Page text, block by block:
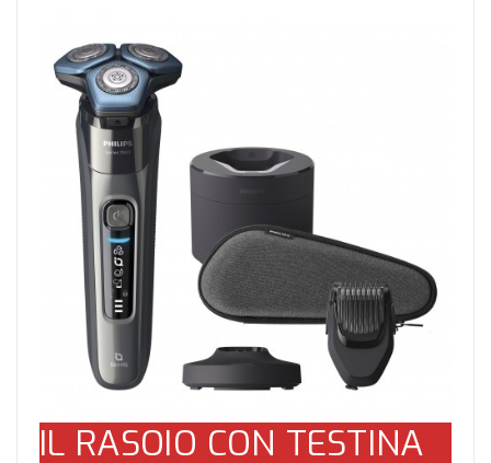
IL RASOIO CON TESTINA